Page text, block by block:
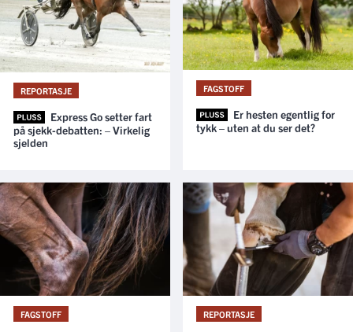
REPORTASJE
Express Go setter fart
på sjekk-debatten: – Virkelig
sjelden
FAGSTOFF
Er hesten egentlig for
tykk – uten at du ser det?
FAGSTOFF REPORTASJE